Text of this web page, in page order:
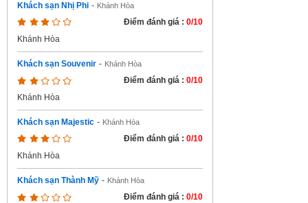
Khách sạn Nhị Phi - Khánh Hòa
Điểm đánh giá : 0/10
Khánh Hòa
Khách sạn Souvenir - Khánh Hòa
Điểm đánh giá : 0/10
Khánh Hòa
Khách sạn Majestic - Khánh Hòa
Điểm đánh giá : 0/10
Khánh Hòa
Khách sạn Thành Mỹ - Khánh Hòa
Điểm đánh giá : 0/10